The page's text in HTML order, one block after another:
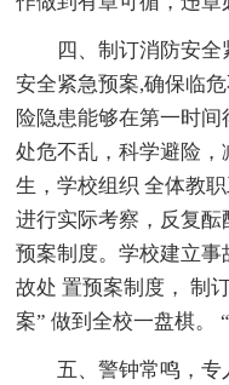
四、制订消防安全
安全紧急预案,确保临
险隐患能够在第一时
处危不乱，科学避险
生，学校组织 全体教
进行实际考察，反复
预案制度。学校建立
故处 置预案制度， 制
案” 做到全校一盘棋。
五、警钟常鸣，专